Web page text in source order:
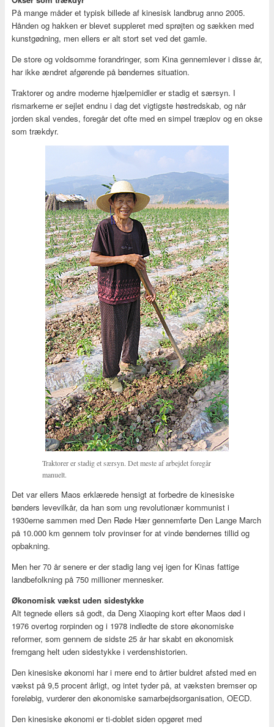
På mange måder et typisk billede af kinesisk landbrug anno 2005.
Hånden og hakken er blevet suppleret med sprøjten og sækken med
kunstgødning, men ellers er alt stort set ved det gamle.
De store og voldsomme forandringer, som Kina gennemlever i disse år,
har ikke ændret afgørende på bøndernes situation.
Traktorer og andre moderne hjælpemidler er stadig et særsyn. I
rismarkerne er sejlet endnu i dag det vigtigste høstredskab, og når
jorden skal vendes, foregår det ofte med en simpel træplov og en okse
som trækdyr.
Traktorer er stadig et særsyn. Det meste af arbejdet foregår
manuelt.
Det var ellers Maos erklærede hensigt at forbedre de kinesiske
bønders levevilkår, da han som ung revolutionær kommunist i
1930erne sammen med Den Røde Hær gennemførte Den Lange March
på 10.000 km gennem tolv provinser for at vinde bøndernes tillid og
opbakning.
Men her 70 år senere er der stadig lang vej igen for Kinas fattige
landbefolkning på 750 millioner mennesker.
Økonomisk vækst uden sidestykke
Alt tegnede ellers så godt, da Deng Xiaoping kort efter Maos død i
1976 overtog rorpinden og i 1978 indledte de store økonomiske
reformer, som gennem de sidste 25 år har skabt en økonomisk
fremgang helt uden sidestykke i verdenshistorien.
Den kinesiske økonomi har i mere end to årtier buldret afsted med en
vækst på 9,5 procent årligt, og intet tyder på, at væksten bremser op
foreløbig, vurderer den økonomiske samarbejdsorganisation, OECD.
Den kinesiske økonomi er ti-doblet siden opgøret med